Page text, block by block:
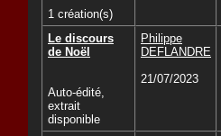
1 création(s)
Le discours
de Noël
Auto-édité,
extrait
disponible
Philippe
DEFLANDRE
21/07/2023